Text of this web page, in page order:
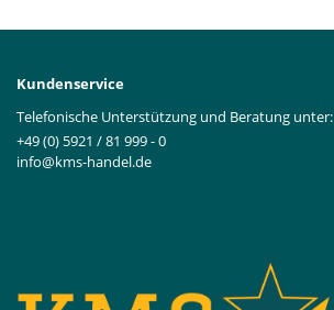
Kundenservice
Telefonische Unterstützung und Beratung unter:
+49 (0) 5921 / 81 999 - 0
info@kms-handel.de